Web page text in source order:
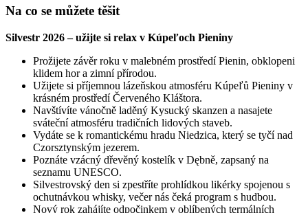
Na co se můžete těšit
Silvestr 2026 – užijte si relax v Kúpeľoch Pieniny
Prožijete závěr roku v malebném prostředí Pienin, obklopeni
klidem hor a zimní přírodou.
Užijete si příjemnou lázeňskou atmosféru Kúpeľů Pieniny v
krásném prostředí Červeného Kláštora.
Navštívíte vánočně laděný Kysucký skanzen a nasajete
sváteční atmosféru tradičních lidových staveb.
Vydáte se k romantickému hradu Niedzica, který se tyčí nad
Czorsztynským jezerem.
Poznáte vzácný dřevěný kostelík v Dębně, zapsaný na
seznamu UNESCO.
Silvestrovský den si zpestříte prohlídkou likérky spojenou s
ochutnávkou whisky, večer nás čeká program s hudbou.
Nový rok zahájíte odpočinkem v oblíbených termálních